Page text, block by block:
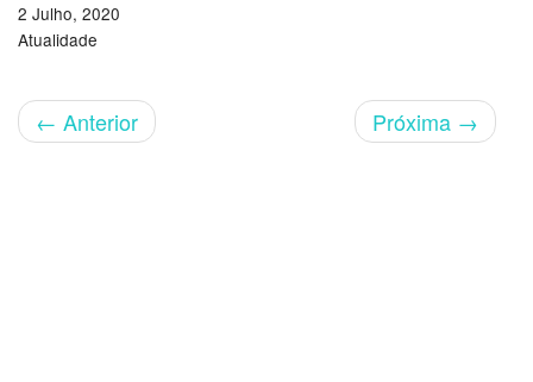
2 Julho, 2020
Atualidade
← Anterior Próxima →